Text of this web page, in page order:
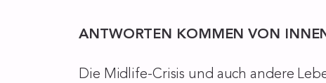
ANTWORTEN KOMMEN VON INNEN
Die Midlife-Crisis und auch andere